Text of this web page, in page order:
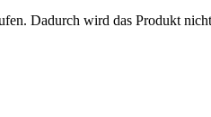
Dadurch wird das Produkt